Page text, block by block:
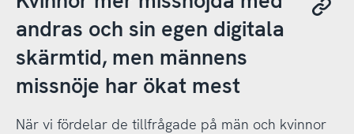
andras och sin egen digitala
skärmtid, men männens
missnöje har ökat mest
När vi fördelar de tillfrågade på män och kvinnor